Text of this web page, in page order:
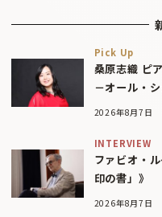
Pick Up
桑原志織 ピ
－オール・
2026年8月7日
INTERVIEW
ファビオ・
印の書」》
2026年8月7日